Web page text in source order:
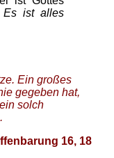
Es ist alles
Ein großes
gegeben hat,
solch
16, 18